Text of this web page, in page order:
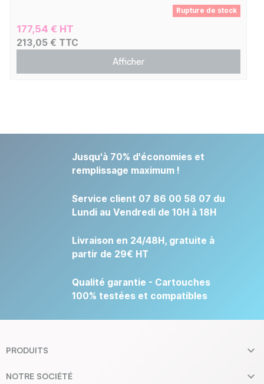
Rupture de stock
177,54 € HT
213,05 € TTC
Afficher
Jusqu'à 70% d'économies et
remplissage maximum !
Service client 07 86 00 58 07 du
Lundi au Vendredi de 10H à 18H
Livraison en 24/48H, gratuite à
partir de 29€ HT
Qualité garantie - Cartouches
100% testées et compatibles
PRODUITS 
NOTRE SOCIÉTÉ 